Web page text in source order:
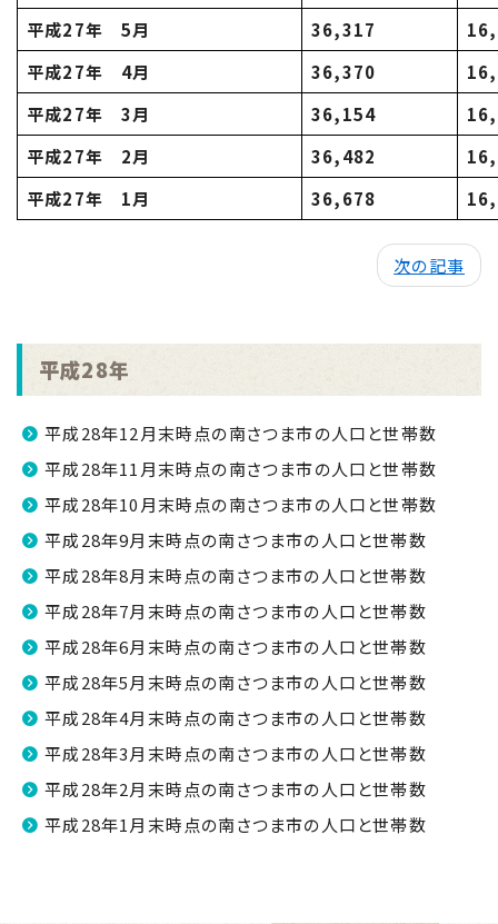
平成27年 5月
36,317
平成27年 4月
36,370
平成27年 3月
36,154
平成27年 2月
36,482
平成27年 1月
36,678
次の記事
平成28年
平成28年12月末時点の南さつま市の人口と世帯数
平成28年11月末時点の南さつま市の人口と世帯数
平成28年10月末時点の南さつま市の人口と世帯数
平成28年9月末時点の南さつま市の人口と世帯数
平成28年8月末時点の南さつま市の人口と世帯数
平成28年7月末時点の南さつま市の人口と世帯数
平成28年6月末時点の南さつま市の人口と世帯数
平成28年5月末時点の南さつま市の人口と世帯数
平成28年4月末時点の南さつま市の人口と世帯数
平成28年3月末時点の南さつま市の人口と世帯数
平成28年2月末時点の南さつま市の人口と世帯数
平成28年1月末時点の南さつま市の人口と世帯数